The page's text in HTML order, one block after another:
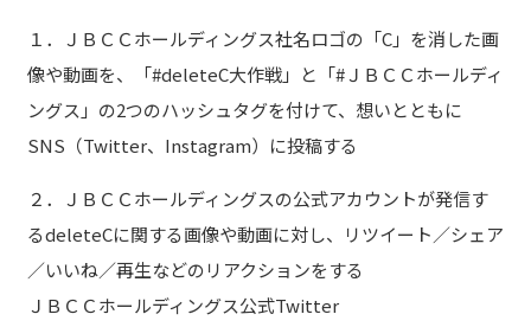
１．ＪＢＣＣホールディングス社名ロゴの「C」を消した画
像や動画を、「#deleteC大作戦」と「#ＪＢＣＣホールディ
ングス」の2つのハッシュタグを付けて、想いとともに
SNS（Twitter、Instagram）に投稿する
２．ＪＢＣＣホールディングスの公式アカウントが発信す
るdeleteCに関する画像や動画に対し、リツイート／シェア
／いいね／再生などのリアクションをする
ＪＢＣＣホールディングス公式Twitter